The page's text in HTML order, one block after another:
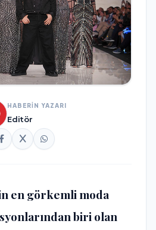
HABERİN YAZARI
Editör
en görkemli moda
biri olan